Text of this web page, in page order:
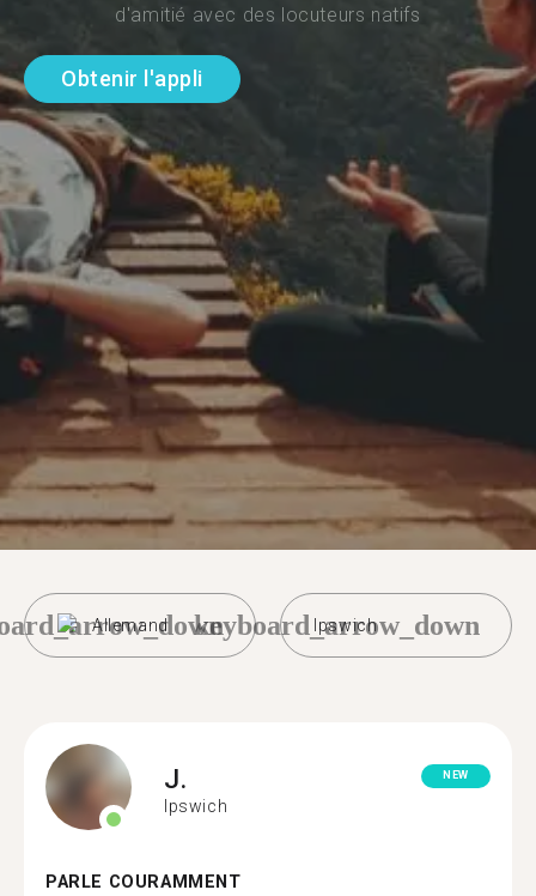
d'amitié avec des locuteurs natifs
Obtenir l'appli
Allemand Ipswich
keyboard_arrow_down
J.
Ipswich
NEW
PARLE COURAMMENT